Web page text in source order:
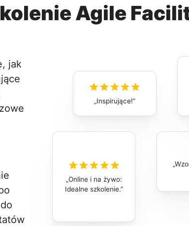
Agile
jak
Inspirujące!
Online i na żywo:
Idealne szkolenie.